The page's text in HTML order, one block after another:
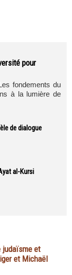
pour
fondements du
à la lumière de
de dialogue
al-Kursi
judaïsme et
et Michaël